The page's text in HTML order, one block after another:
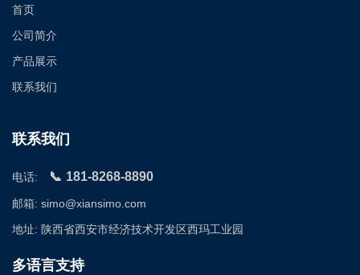
首页
公司简介
产品展示
联系我们
联系我们
电话: 181-8268-8890
邮箱: simo@xiansimo.com
地址: 陕西省西安市经济技术开发区西玛工业园
多语言支持